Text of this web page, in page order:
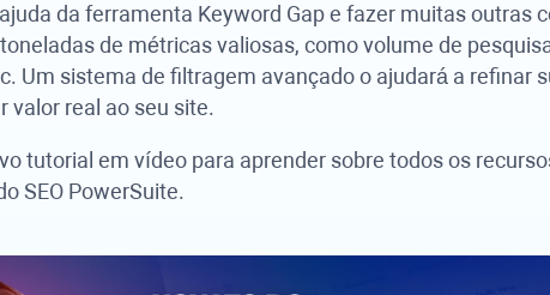
da ferramenta Keyword Gap e fazer muitas outras
de métricas valiosas, como volume de
Um sistema de filtragem avançado o ajudará a refinar
valor real ao seu site.
tutorial em vídeo para aprender sobre todos os
SEO PowerSuite.